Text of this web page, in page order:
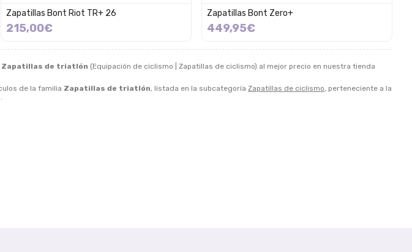
Zapatillas de triatlón (Equipación de ciclismo | Zapatillas de ciclismo) al mejor precio en nuestra tienda
de la familia Zapatillas de triatlón, listada en la subcategoría Zapatillas de ciclismo, perteneciente a la
Zapatillas Bont Riot TR+ 26
215,00€
Zapatillas Bont Zero+
449,95€